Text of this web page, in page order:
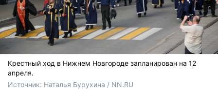
Крестный ход в Нижнем Новгороде запланирован на 12
апреля.
Источник: Наталья Бурухина / NN.RU